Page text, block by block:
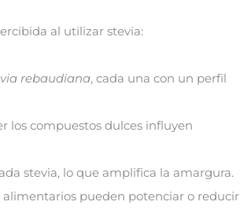
al utilizar stevia:
rebaudiana, cada una con un perfil
los compuestos dulces influyen
stevia, lo que amplifica la amargura.
pueden potenciar o reducir